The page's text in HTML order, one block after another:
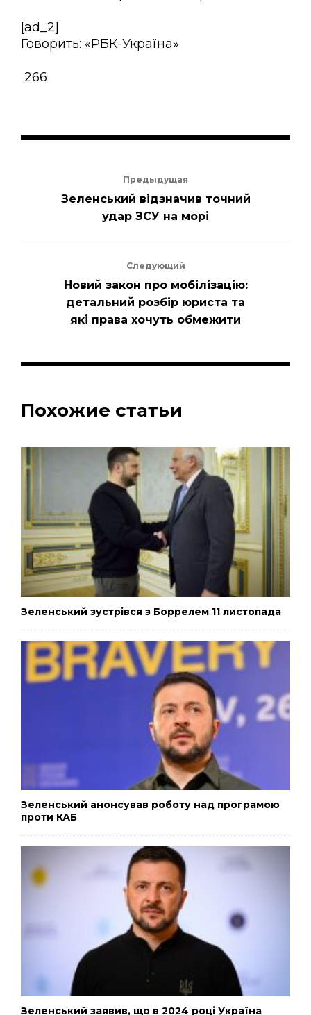
[ad_2]
Говорить: «РБК-Україна»
266
Предыдущая
Зеленський відзначив точний
удар ЗСУ на морі
Следующий
Новий закон про мобілізацію:
детальний розбір юриста та
які права хочуть обмежити
Похожие статьи
Зеленський зустрівся з Боррелем 11 листопада
Зеленський анонсував роботу над програмою
проти КАБ
Зеленський заявив, що в 2024 році Україна